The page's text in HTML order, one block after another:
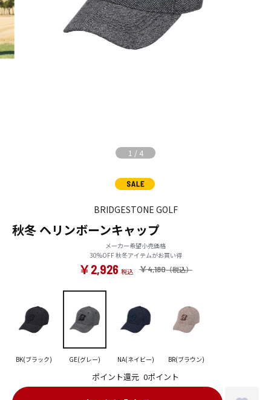
1 / 4
BRIDGESTONE GOLF
秋冬 ヘリンボーンキャップ
メーカー希望小売価格
30%OFF 秋冬アイテムがお買い得
￥4,180
￥2,926
ポイント還元 0ポイント
BK(ブラック) GE(グレー) NA(ネイビー) BR(ブラウン)